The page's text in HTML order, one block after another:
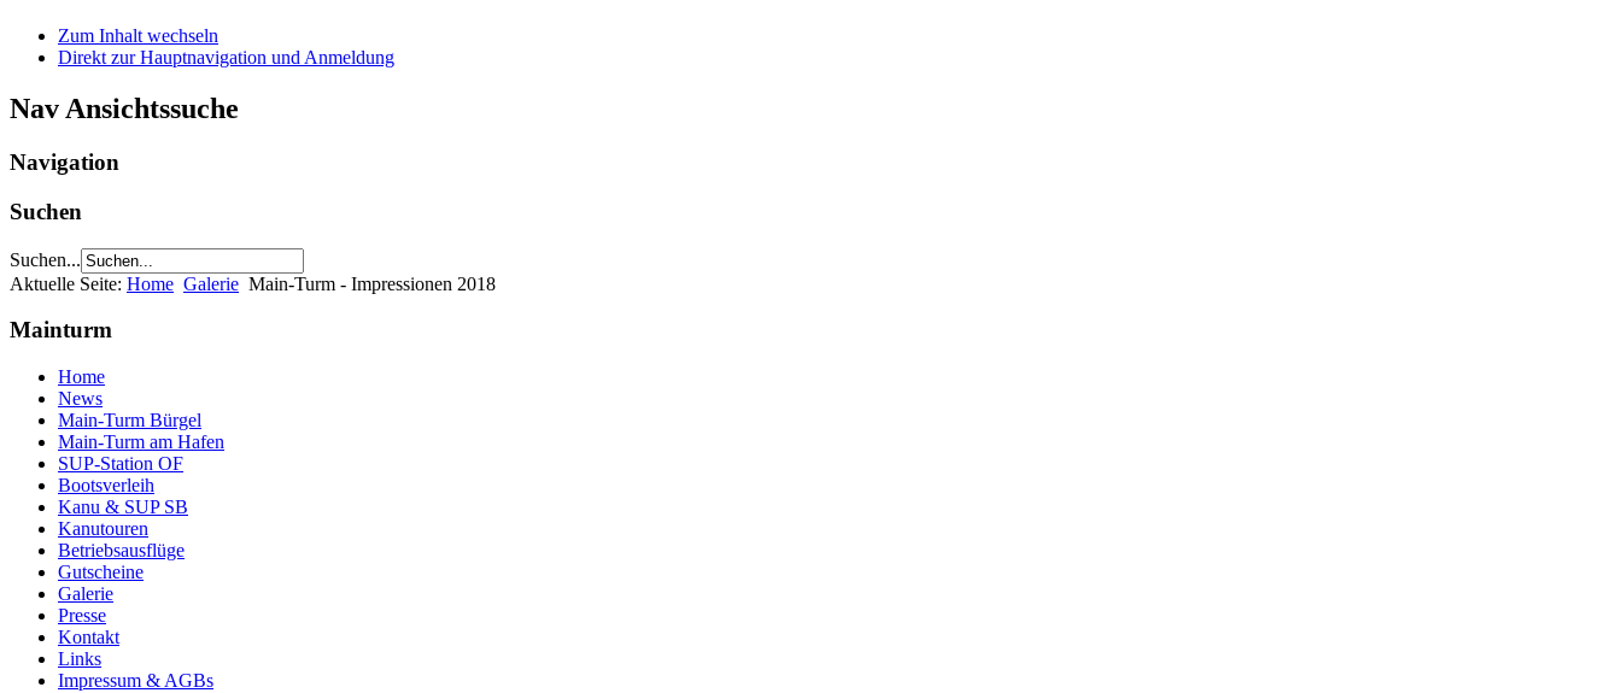
Zum Inhalt wechseln
Direkt zur Hauptnavigation und Anmeldung
Nav Ansichtssuche
Navigation
Suchen
Suchen...
Aktuelle Seite: Home Galerie Main-Turm - Impressionen 2018
Mainturm
Home
News
Main-Turm Bürgel
Main-Turm am Hafen
SUP-Station OF
Bootsverleih
Kanu & SUP SB
Kanutouren
Betriebsausflüge
Gutscheine
Galerie
Presse
Kontakt
Links
Impressum & AGBs